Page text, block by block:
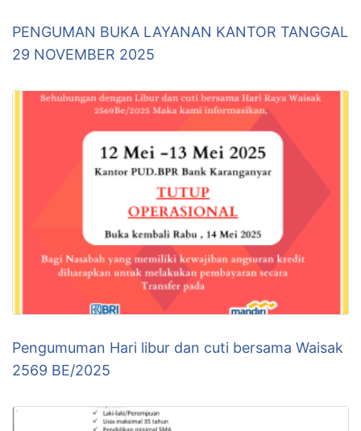
PENGUMAN BUKA LAYANAN KANTOR TANGGAL
29 NOVEMBER 2025
Pengumuman Hari libur dan cuti bersama Waisak
2569 BE/2025